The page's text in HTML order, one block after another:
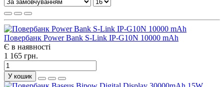
Повербанк Power Bank S-Link IP-G10N 10000 mAh
Є в наявності
1 165 грн.
У кошик